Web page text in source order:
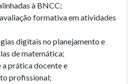
à BNCC;
formativa em atividades
digitais no planejamento e
de matemática;
a prática docente e
profissional;